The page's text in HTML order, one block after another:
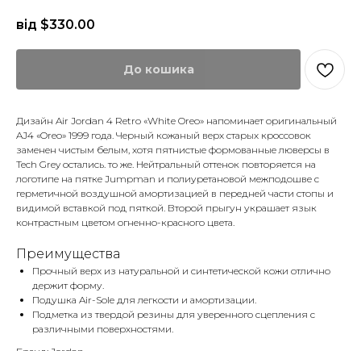
від $330.00
До кошика
Дизайн Air Jordan 4 Retro «White Oreo» напоминает оригинальный
AJ4 «Oreo» 1999 года. Черный кожаный верх старых кроссовок
заменен чистым белым, хотя пятнистые формованные люверсы в
Tech Grey остались. то же. Нейтральный оттенок повторяется на
логотипе на пятке Jumpman и полиуретановой межподошве с
герметичной воздушной амортизацией в передней части стопы и
видимой вставкой под пяткой. Второй прыгун украшает язык
контрастным цветом огненно-красного цвета.
Преимущества
Прочный верх из натуральной и синтетической кожи отлично
держит форму.
Подушка Air-Sole для легкости и амортизации.
Подметка из твердой резины для уверенного сцепления с
различными поверхностями.